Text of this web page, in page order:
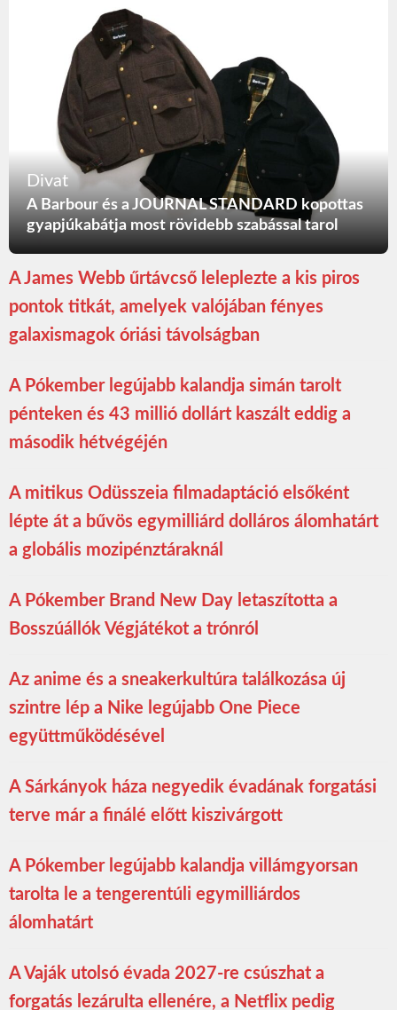
Divat
A Barbour és a JOURNAL STANDARD kopottas
gyapjúkabátja most rövidebb szabással tarol
A James Webb űrtávcső leleplezte a kis piros
pontok titkát, amelyek valójában fényes
galaxismagok óriási távolságban
A Pókember legújabb kalandja simán tarolt
pénteken és 43 millió dollárt kaszált eddig a
második hétvégéjén
A mitikus Odüsszeia filmadaptáció elsőként
lépte át a bűvös egymilliárd dolláros álomhatárt
a globális mozipénztáraknál
A Pókember Brand New Day letaszította a
Bosszúállók Végjátékot a trónról
Az anime és a sneakerkultúra találkozása új
szintre lép a Nike legújabb One Piece
együttműködésével
A Sárkányok háza negyedik évadának forgatási
terve már a finálé előtt kiszivárgott
A Pókember legújabb kalandja villámgyorsan
tarolta le a tengerentúli egymilliárdos
álomhatárt
A Vaják utolsó évada 2027-re csúszhat a
forgatás lezárulta ellenére, a Netflix pedig